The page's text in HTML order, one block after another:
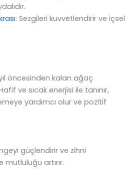
: Sezgileri kuvvetlendirir ve içsel
öncesinden kalan ağaç
ve sıcak enerjisi ile tanınır,
yardımcı olur ve pozitif
güçlendirir ve zihni
mutluluğu artırır.